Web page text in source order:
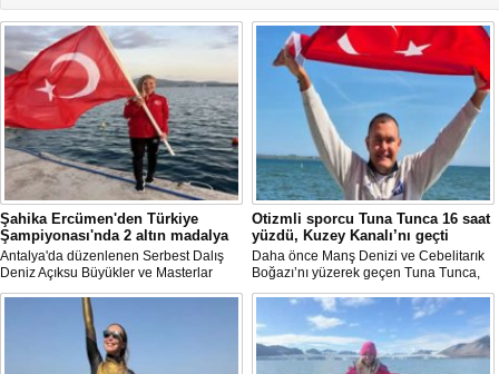
Şahika Ercümen'den Türkiye
Şampiyonası'nda 2 altın madalya
Antalya'da düzenlenen Serbest Dalış
Deniz Açıksu Büyükler ve Masterlar
Bireysel Türkiye Şampiyonası'nda milli
sporcu ve serbest dalış dünya
rekortmeni Şahika Ercümen, 2 altın
madalya kazandı.
Otizmli sporcu Tuna Tunca 16 saat
yüzdü, Kuzey Kanalı’nı geçti
Daha önce Manş Denizi ve Cebelitarık
Boğazı’nı yüzerek geçen Tuna Tunca,
bu müthiş başarılarına bir yenisini daha
ekledi. Tuna Tunca bu kez 16 saat
yüzerek Kuzey Kanalı’nı geçti.